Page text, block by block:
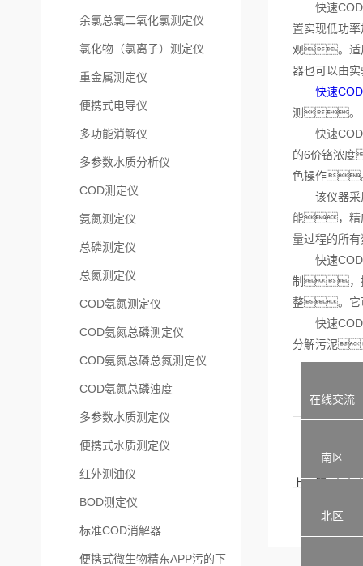
余氯总氯二氧化氯测定仪
氯化物（氯离子）测定仪
重金属测定仪
便携式电导仪
多功能消解仪
多参数水质分析仪
COD测定仪
氨氮测定仪
总磷测定仪
总氮测定仪
COD氨氮测定仪
COD氨氮总磷测定仪
COD氨氮总磷总氮测定仪
COD氨氮总磷浊度
多参数水质测定仪
便携式水质测定仪
红外测油仪
BOD测定仪
标准COD消解器
便携式微生物精东APP污的下
快速COD
置实现低功
观。适
器也可以由
快速
测。
快速COD
的6价铬浓
色操作
该仪器采
能，精
量过程的所
快速COD
制，操
整。它
快速COD
分解污泥
上一篇
在线交流
南区
北区